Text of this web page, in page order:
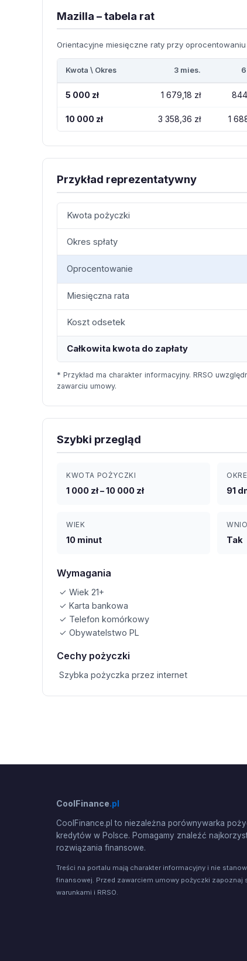
Mazilla – tabela rat
Orientacyjne miesięczne raty przy
Kwota \ Okres 3 mies.
5 000 zł 1 679,18 zł
10 000 zł 3 358,36 zł 1
Przykład reprezentatywny
Kwota pożyczki
Okres spłaty
Oprocentowanie
Miesięczna rata
Koszt odsetek
Całkowita kwota do zapłaty
* Przykład ma charakter informacyjny. RRSO
zawarciu umowy.
Szybki przegląd
KWOTA POŻYCZKI
1 000 zł – 10 000 zł 91
WIEK
10 minut Tak
Wymagania
✓ Wiek 21+
✓ Karta bankowa
✓ Telefon komórkowy
✓ Obywatelstwo PL
Cechy pożyczki
Szybka pożyczka przez internet
CoolFinance.pl
CoolFinance.pl to niezależna porównywarka
kredytów w Polsce. Pomagamy znaleźć
rozwiązania finansowe.
Treści na portalu mają charakter informacyjny i nie
finansowej. Przed zawarciem umowy pożyczki zapoznaj
warunkami i RRSO.